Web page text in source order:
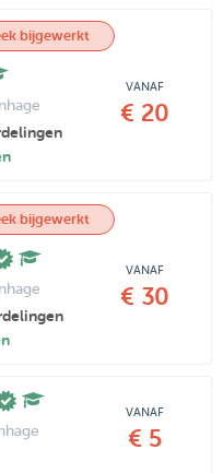
bijgewerkt
VANAF
€ 20
bijgewerkt
VANAF
€ 30
VANAF
€ 5